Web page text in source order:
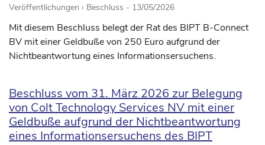
Veröffentlichungen › Beschluss - 13/05/2026
Mit diesem Beschluss belegt der Rat des BIPT B-Connect
BV mit einer Geldbuße von 250 Euro aufgrund der
Nichtbeantwortung eines Informationsersuchens.
Beschluss vom 31. März 2026 zur Belegung
von Colt Technology Services NV mit einer
Geldbuße aufgrund der Nichtbeantwortung
eines Informationsersuchens des BIPT